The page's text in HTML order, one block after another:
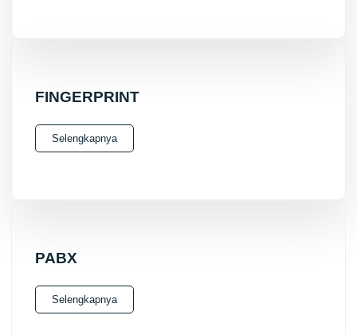
FINGERPRINT
Selengkapnya
PABX
Selengkapnya